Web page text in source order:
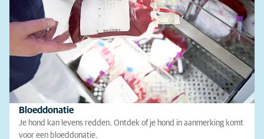
Bloeddonatie
Je hond kan levens redden. Ontdek of je hond in aanmerking komt
voor een bloeddonatie.